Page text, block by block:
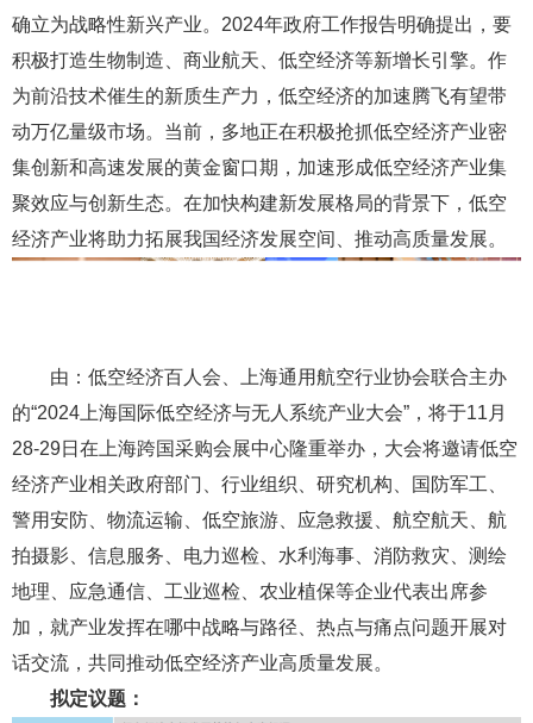
确立为战略性新兴产业。2024年政府工作报告明确提出，要
积极打造生物制造、 商业航天 、低空经济等新增长引擎。作
为前沿技术催生的新质生产力，低空经济的加速腾飞有望带
动万亿量级市场。当前，多地正在积极抢抓低空经济产业密
集创新和高速发展的黄金窗口期，加速形成低空经济产业集
聚效应与创新生态。在加快构建新发展格局的背景下，低空
经济产业将助力拓展我国经济发展空间、推动高质量发展。
由：低空经济百人会、上海通用航空行业协会联合主办
的“2024上海国际低空经济与无人系统产业大会”，将于11月
28-29日在上海跨国采购会展中心隆重举办，大会将邀请低空
经济产业相关政府部门、行业组织、研究机构、国防军工、
警用安防、物流运输、低空旅游、应急救援、航空航天、航
拍摄影、信息服务、电力巡检、水利海事、消防救灾、测绘
地理、应急通信、工业巡检、农业植保等企业代表出席参
加，就产业发挥在哪中战略与路径、热点与痛点问题开展对
话交流，共同推动低空经济产业高质量发展。
拟定议题：